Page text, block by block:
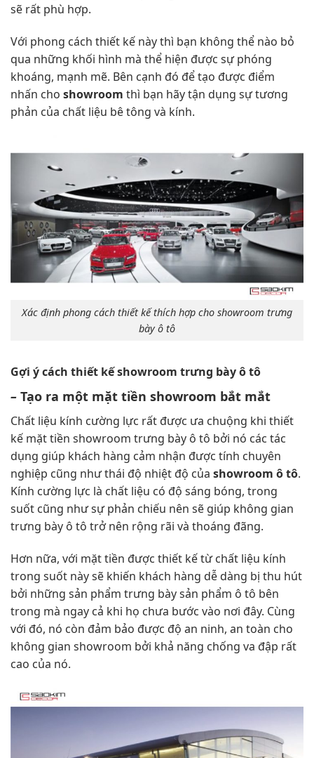
sẽ rất phù hợp.
Với phong cách thiết kế này thì bạn không thể nào bỏ
qua những khối hình mà thể hiện được sự phóng
khoáng, mạnh mẽ. Bên cạnh đó để tạo được điểm
nhấn cho showroom thì bạn hãy tận dụng sự tương
phản của chất liệu bê tông và kính.
Xác định phong cách thiết kế thích hợp cho showroom trưng
bày ô tô
Gợi ý cách thiết kế showroom trưng bày ô tô
– Tạo ra một mặt tiền showroom bắt mắt
Chất liệu kính cường lực rất được ưa chuộng khi thiết
kế mặt tiền showroom trưng bày ô tô bởi nó các tác
dụng giúp khách hàng cảm nhận được tính chuyên
nghiệp cũng như thái độ nhiệt độ của showroom ô tô.
Kính cường lực là chất liệu có độ sáng bóng, trong
suốt cũng như sự phản chiếu nên sẽ giúp không gian
trưng bày ô tô trở nên rộng rãi và thoáng đãng.
Hơn nữa, với mặt tiền được thiết kế từ chất liệu kính
trong suốt này sẽ khiến khách hàng dễ dàng bị thu hút
bởi những sản phẩm trưng bày sản phẩm ô tô bên
trong mà ngay cả khi họ chưa bước vào nơi đây. Cùng
với đó, nó còn đảm bảo được độ an ninh, an toàn cho
không gian showroom bởi khả năng chống va đập rất
cao của nó.